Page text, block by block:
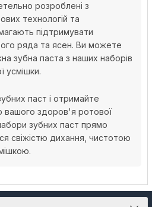
розроблені з
технологій та
підтримувати
ряда та ясен. Ви можете
зубна паста з наших наборів
усмішки.
паст і отримайте
вашого здоров'я ротової
зубних паст прямо
свіжістю дихання, чистотою